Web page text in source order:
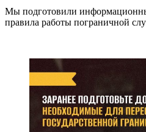
Мы подготовили
правила работы пограничной